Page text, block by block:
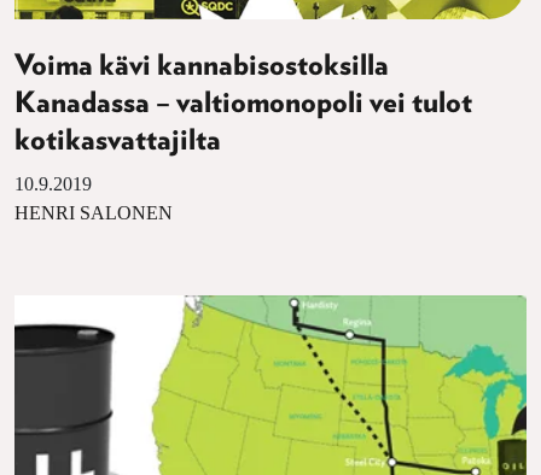
Voima kävi kannabisostoksilla
Kanadassa – valtiomonopoli vei tulot
kotikasvattajilta
10.9.2019
HENRI SALONEN